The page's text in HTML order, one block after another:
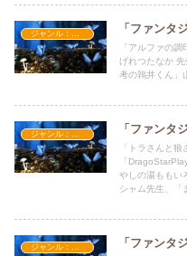
「ファンタ
「アルファの
げれつたなか
考の鶉井くん」
「ファンタ
「トラさんと狼
「
やしの湯ももい
シャム先生、「
ジャンル：ファンタジー 「ファンタ